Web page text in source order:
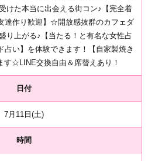
けた本当に出会える街コン♪【完全着
達作り歓迎】☆開放感抜群のカフェダ
り上がる♪【当たる！と有名な女性占
占い】を体験できます！【自家製焼き
す☆LINE交換自由＆席替えあり！
日付
7月11日(土)
時間